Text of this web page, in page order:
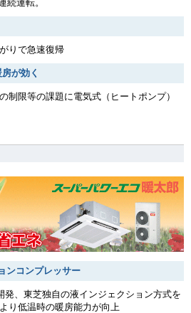
続運転。
りで急速復帰
が効く
制限等の課題に電気式（ヒートポンプ）
ンコンプレッサー
発、東芝独自の液インジェクション方式を
り低温時の暖房能力が向上